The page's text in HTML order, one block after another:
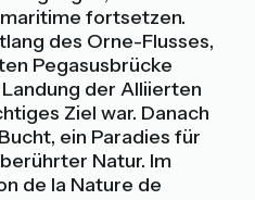
fortsetzen.
des Orne-Flusses,
Pegasusbrücke
der Alliierten
Ziel war. Danach
ein Paradies für
Natur. Im
de la Nature de